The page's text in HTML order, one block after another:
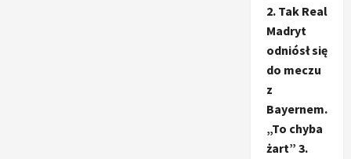
2. Tak Real
Madryt
odniósł się
do meczu
z
Bayernem.
„To chyba
żart” 3.